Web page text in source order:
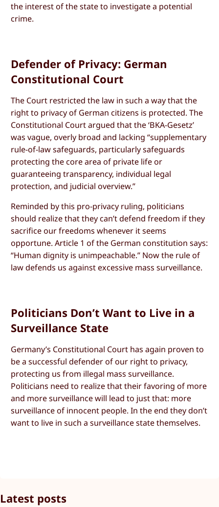
the interest of the state to investigate a potential
crime.
Defender of Privacy: German
Constitutional Court
The Court restricted the law in such a way that the
right to privacy of German citizens is protected. The
Constitutional Court argued that the ‘BKA-Gesetz’
was vague, overly broad and lacking “supplementary
rule-of-law safeguards, particularly safeguards
protecting the core area of private life or
guaranteeing transparency, individual legal
protection, and judicial overview.”
Reminded by this pro-privacy ruling, politicians
should realize that they can’t defend freedom if they
sacrifice our freedoms whenever it seems
opportune. Article 1 of the German constitution says:
“Human dignity is unimpeachable.” Now the rule of
law defends us against excessive mass surveillance.
Politicians Don’t Want to Live in a
Surveillance State
Germany’s Constitutional Court has again proven to
be a successful defender of our right to privacy,
protecting us from illegal mass surveillance.
Politicians need to realize that their favoring of more
and more surveillance will lead to just that: more
surveillance of innocent people. In the end they don’t
want to live in such a surveillance state themselves.
Latest posts